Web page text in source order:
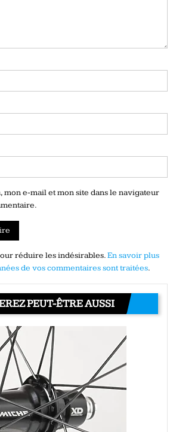
mon e-mail et mon site dans le navigateur
réduire les indésirables.En savoir plus
de vos commentaires sont traitées.
PEUT-ÊTRE AUSSI